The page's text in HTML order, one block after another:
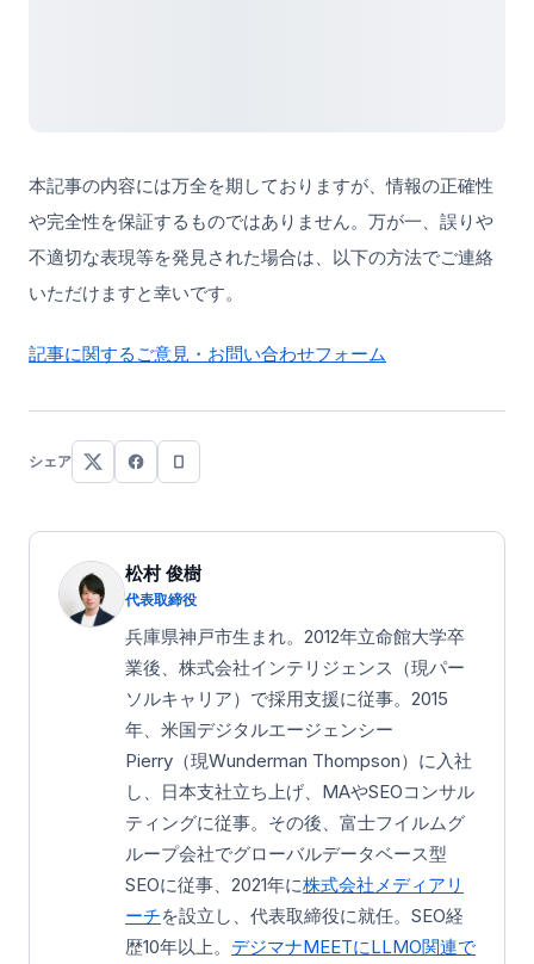
本記事の内容には万全を期しておりますが、情報の正確性
や完全性を保証するものではありません。万が一、誤りや
不適切な表現等を発見された場合は、以下の方法でご連絡
いただけますと幸いです。
記事に関するご意見・お問い合わせフォーム
シェア
松村 俊樹
代表取締役
兵庫県神戸市生まれ。2012年立命館大学卒
業後、株式会社インテリジェンス（現パー
ソルキャリア）で採用支援に従事。2015
年、米国デジタルエージェンシー
Pierry（現Wunderman Thompson）に入社
し、日本支社立ち上げ、MAやSEOコンサル
ティングに従事。その後、富士フイルムグ
ループ会社でグローバルデータベース型
SEOに従事、2021年に株式会社メディアリ
ーチを設立し、代表取締役に就任。SEO経
歴10年以上。 デジマナMEETにLLMO関連で